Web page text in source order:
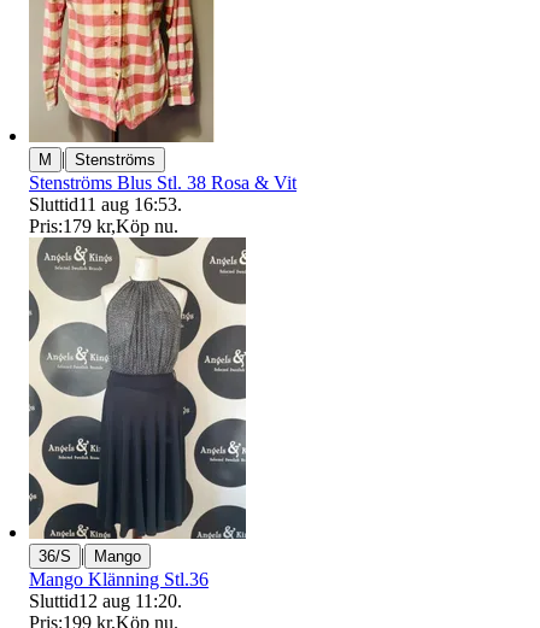
M | Stenströms
Stenströms Blus Stl. 38 Rosa & Vit
Sluttid11 aug 16:53.
Pris:179 kr,Köp nu.
36/S | Mango
Mango Klänning Stl.36
Sluttid12 aug 11:20.
Pris:199 kr,Köp nu.